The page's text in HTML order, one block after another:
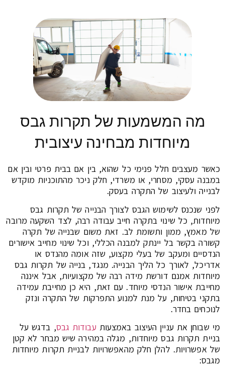
מה המשמעות של תקרות גבס
מיוחדות מבחינה עיצובית
כאשר מעצבים חלל פנימי כל שהוא, בין אם בבית פרטי ובין אם
במבנה עסקי, מסחרי, או משרדי, חלק ניכר מהתוכניות מוקדש
לבנייה ולעיצוב של התקרה בעסק.
לפני שנכנס לשימוש הגבס לצורך הבנייה של תקרות גבס
מיוחדות, כל שינוי בתקרה חייב עבודה רבה, לצד השקעה מרובה
של מאמץ, ממון ותשומת לב. זאת משום שבנייה של תקרה
קשורה בקשר בל יינתק למבנה הכללי, וכל שינוי מחייב אישורים
הנדסיים ומעקב של בעלי מקצוע, שזה אומה מהנדס או
אדריכל, לאורך כל הליך הבנייה. מנגד, בנייה של תקרות גבס
מיוחדות אמנם דורשת מידה רבה של מקצועיות, אבל איננה
מחייבת אישור הנדסי מיוחד. עם זאת, היא כן מחייבת עמידה
בתקני בטיחות, על מנת למנוע התפרקות של התקרה ונזק
לנוכחים בחדר.
מי שבוחן את עניין העיצוב באמצעות עבודות גבס, בדגש על
בניית תקרות גבס מיוחדות, מגלה במהירה שיש מבחר לא קטן
של אפשרויות. להלן חלק מהאפשרויות לבניית תקרות מיוחדות
מגבס: